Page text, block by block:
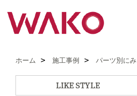
ホーム 施工事例 パーツ別にみ
LIKE STYLE